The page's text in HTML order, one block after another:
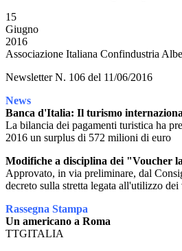
15
Giugno
2016
Associazione Italiana Confindustria
Newsletter N. 106 del 11/06/2016
News
Banca d'Italia: Il turismo
La bilancia dei pagamenti turistica ha
2016 un surplus di 572 milioni di euro
Modifiche a disciplina dei "Voucher
Approvato, in via preliminare, dal
decreto sulla stretta legata all'utilizzo dei
Rassegna Stampa
Un americano a Roma
TTGITALIA